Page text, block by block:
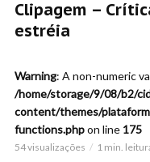
Clipagem –
estréia
Warning: A non-numeric
/home/storage/9/08/b2/
content/themes/
functions.phpon line 175
54 visualizações 1 min.